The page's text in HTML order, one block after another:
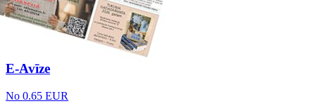
E-Avīze
No 0.65 EUR